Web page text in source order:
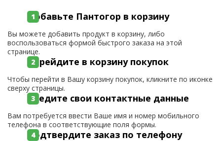
Добавьте Пантогор в корзину
Вы можете добавить продукт в корзину, либо
воспользоваться формой быстрого заказа на этой
странице.
Перейдите в корзину покупок
Чтобы перейти в Вашу корзину покупок, кликните по иконке
сверху страницы.
Введите свои контактные данные
Вам потребуется ввести Ваше имя и номер мобильного
телефона в соответствующие поля формы.
Подтвердите заказ по телефону